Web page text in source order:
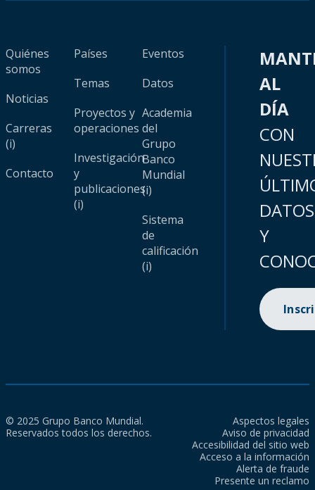
Quiénes
somos
Noticias
Carreras
(i)
Contacto
Países
Temas
Proyectos y
operaciones
Investigación
y
publicaciones
(i)
Eventos
Datos
Academia
del
Grupo
Banco
Mundial
(i)
Sistema
de
calificación
(i)
AL
DÍA
CON
DATOS
Y
© 2025 Grupo Banco Mundial.
Reservados todos los derechos.
Aspectos legales
Aviso de privacidad
Accesibilidad del sitio web
Acceso a la información
Alerta de fraude
Presente un reclamo